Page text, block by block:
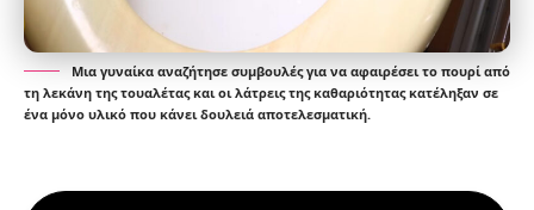
Μια γυναίκα αναζήτησε συμβουλές για να αφαιρέσει το πουρί από
τη λεκάνη της τουαλέτας και οι λάτρεις της καθαριότητας κατέληξαν σε
ένα μόνο υλικό που κάνει δουλειά αποτελεσματική.